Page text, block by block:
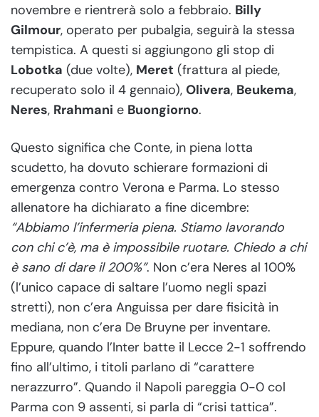
novembre e rientrerà solo a febbraio. Billy
Gilmour, operato per pubalgia, seguirà la stessa
tempistica. A questi si aggiungono gli stop di
Lobotka (due volte), Meret (frattura al piede,
recuperato solo il 4 gennaio), Olivera, Beukema,
Neres, Rrahmani e Buongiorno.
Questo significa che Conte, in piena lotta
scudetto, ha dovuto schierare formazioni di
emergenza contro Verona e Parma. Lo stesso
allenatore ha dichiarato a fine dicembre:
“Abbiamo l’infermeria piena. Stiamo lavorando
con chi c’è, ma è impossibile ruotare. Chiedo a chi
è sano di dare il 200%”. Non c’era Neres al 100%
(l’unico capace di saltare l’uomo negli spazi
stretti), non c’era Anguissa per dare fisicità in
mediana, non c’era De Bruyne per inventare.
Eppure, quando l’Inter batte il Lecce 2-1 soffrendo
fino all’ultimo, i titoli parlano di “carattere
nerazzurro”. Quando il Napoli pareggia 0-0 col
Parma con 9 assenti, si parla di “crisi tattica”.